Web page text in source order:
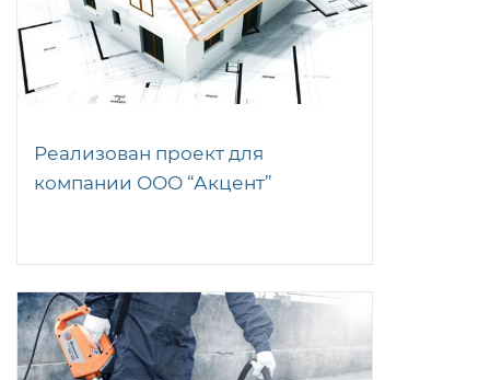
Реализован проект для
компании ООО “Акцент”